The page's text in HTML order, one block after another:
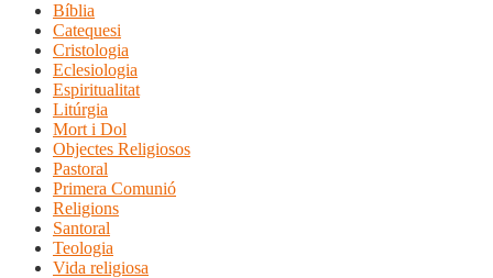
Bíblia
Catequesi
Cristologia
Eclesiologia
Espiritualitat
Litúrgia
Mort i Dol
Objectes Religiosos
Pastoral
Primera Comunió
Religions
Santoral
Teologia
Vida religiosa